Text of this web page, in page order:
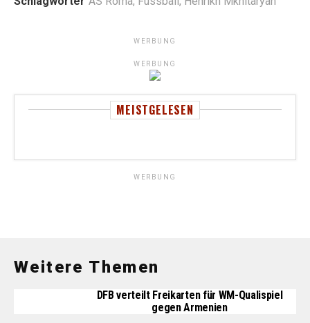
WERBUNG
WERBUNG
MEISTGELESEN
WERBUNG
Weitere Themen
DFB verteilt Freikarten für WM-Qualispiel
gegen Armenien